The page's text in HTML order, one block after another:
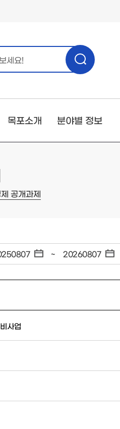
목포소개 분야별 정보
공개과제
~
사업